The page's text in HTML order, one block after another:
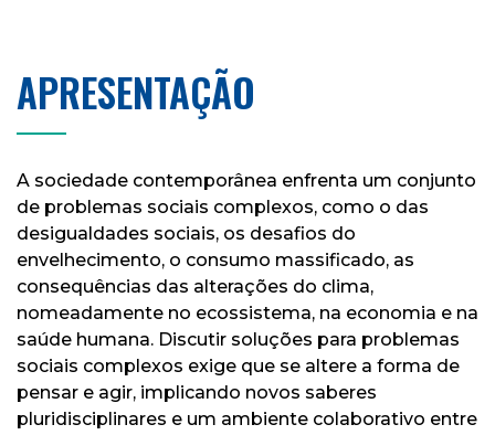
APRESENTAÇÃO
A sociedade contemporânea enfrenta um conjunto
de problemas sociais complexos, como o das
desigualdades sociais, os desafios do
envelhecimento, o consumo massificado, as
consequências das alterações do clima,
nomeadamente no ecossistema, na economia e na
saúde humana. Discutir soluções para problemas
sociais complexos exige que se altere a forma de
pensar e agir, implicando novos saberes
pluridisciplinares e um ambiente colaborativo entre